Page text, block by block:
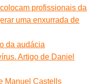
profissionais da
uma enxurrada de
da audácia
Artigo de Daniel
Manuel Castells